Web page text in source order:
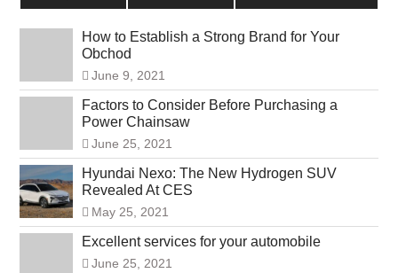
How to Establish a Strong Brand for Your
Obchod
June 9, 2021
Factors to Consider Before Purchasing a
Power Chainsaw
June 25, 2021
Hyundai Nexo: The New Hydrogen SUV
Revealed At CES
May 25, 2021
Excellent services for your automobile
June 25, 2021